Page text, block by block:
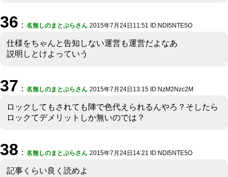
36 ： 名無しのまとぷらさん 2015年7月24日11:51 ID:NDI5NTE5O
仕様をちゃんと告知しない運営も運営だよなあ
説明しとけよっていう
37 ： 名無しのまとぷらさん 2015年7月24日13:15 ID:NzM2Nzc2M
ロックしてもされても陣で色代えられるんやろ？そしたら
ロックてデメリットしか無いのでは？
38 ： 名無しのまとぷらさん 2015年7月24日14:21 ID:NDI5NTE5O
記事くらい良く読めよ